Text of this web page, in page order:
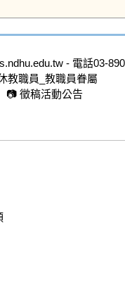
- 電話03-
教職員_教職員眷屬
📷 徵稿活動公告